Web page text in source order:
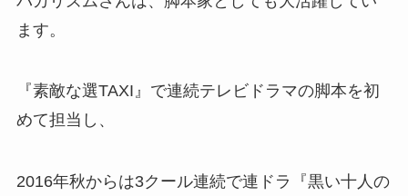
ます。
『素敵な選TAXI』で連続テレビドラマの脚本を初
めて担当し、
2016年秋からは3クール連続で連ドラ『黒い十人の